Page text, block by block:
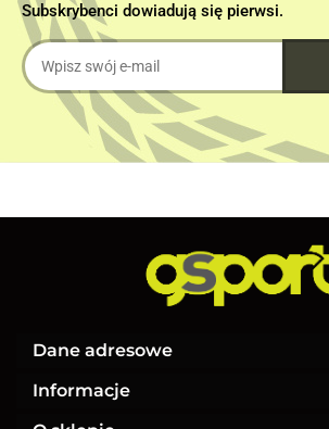
Subskrybenci dowiadują się pierwsi.
Dane adresowe
Informacje